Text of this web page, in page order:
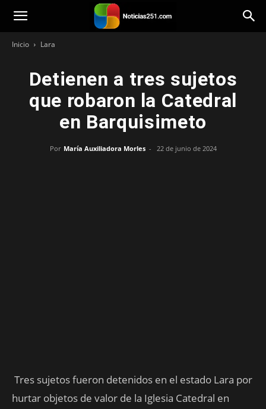
Noticias251
Inicio Lara
Detienen a tres sujetos
que robaron la Catedral
en Barquisimeto
Por María Auxiliadora Morles - 22 de junio de 2024
Tres sujetos fueron detenidos en el estado Lara por
hurtar objetos de valor de la Iglesia Catedral en